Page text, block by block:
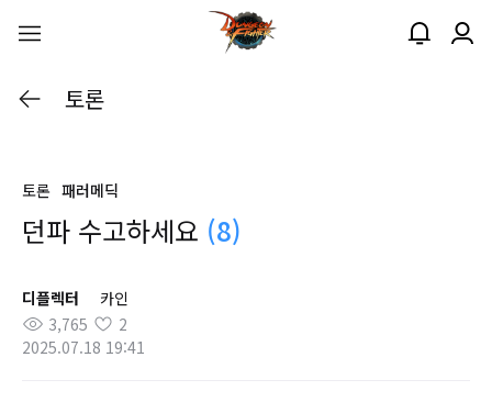
토론
토론 패러메딕
던파 수고하세요 (8)
디플렉터
카인
3,765
2
2025.07.18 19:41